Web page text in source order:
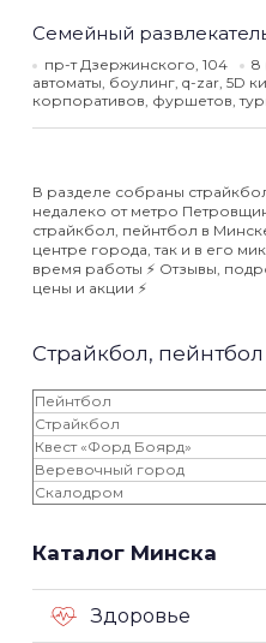
Семейный
пр-т Дзержинского, 104 8
автоматы, боулинг, q-zar, 5D
корпоративов, фуршетов,
В разделе собраны
недалеко от метро
страйкбол, пейнтбол в
центре города, так и в его
время работы ⚡️ Отзывы,
цены и акции ⚡️
Страйкбол,
Пейнтбол
Страйкбол
Квест «Форд Боярд»
Веревочный город
Скалодром
Каталог Минска
Здоровье